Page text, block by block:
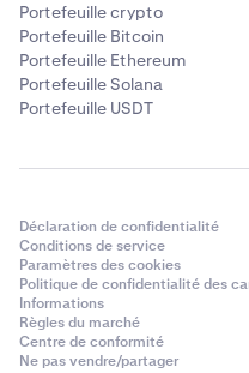
Portefeuille crypto
Portefeuille Bitcoin
Portefeuille Ethereum
Portefeuille Solana
Portefeuille USDT
Déclaration de confidentialité
Conditions de service
Paramètres des cookies
Politique de confidentialité des
Informations
Règles du marché
Centre de conformité
Ne pas vendre/partager